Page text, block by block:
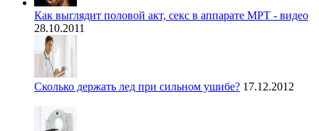
Как выглядит половой акт, секс в аппарате МРТ - видео
28.10.2011
Сколько держать лед при сильном ушибе? 17.12.2012